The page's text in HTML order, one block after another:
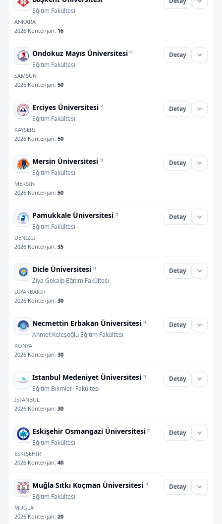
Eğitim Fakültesi
ANKARA
2026 Kontenjan: 16
Ondokuz Mayıs Üniversitesi
Eğitim Fakültesi
Detay
SAMSUN
2026 Kontenjan: 50
Erciyes Üniversitesi
Eğitim Fakültesi
Detay
KAYSERİ
2026 Kontenjan: 50
Mersin Üniversitesi
Eğitim Fakültesi
Detay
MERSİN
2026 Kontenjan: 50
Pamukkale Üniversitesi
Eğitim Fakültesi
Detay
DENİZLİ
2026 Kontenjan: 35
Dicle Üniversitesi
Ziya Gökalp Eğitim Fakültesi
Detay
DİYARBAKIR
2026 Kontenjan: 30
Necmettin Erbakan Üniversitesi
Ahmet Keleşoğlu Eğitim Fakültesi
Detay
KONYA
2026 Kontenjan: 30
Istanbul Medeniyet Üniversitesi
Eğitim Bilimleri Fakültesi
Detay
İSTANBUL
2026 Kontenjan: 30
Eskişehir Osmangazi Üniversitesi
Eğitim Fakültesi
Detay
ESKİŞEHİR
2026 Kontenjan: 40
Muğla Sıtkı Koçman Üniversitesi
Eğitim Fakültesi
Detay
MUĞLA
2026 Kontenjan: 20